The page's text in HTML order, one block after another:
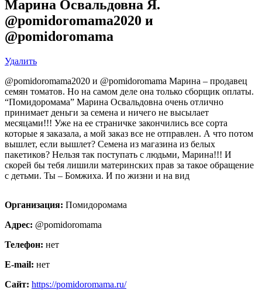
Марина Освальдовна Я.
@pomidoromama2020 и
@pomidoromama
Удалить
@pomidoromama2020 и @pomidoromama Марина – продавец
семян томатов. Но на самом деле она только сборщик оплаты.
“Помидоромама” Марина Освальдовна очень отлично
принимает деньги за семена и ничего не высылает
месяцами!!! Уже на ее страничке закончились все сорта
которые я заказала, а мой заказ все не отправлен. А что потом
вышлет, если вышлет? Семена из магазина из белых
пакетиков? Нельзя так поступать с людьми, Марина!!! И
скорей бы тебя лишили материнских прав за такое обращение
с детьми. Ты – Бомжиха. И по жизни и на вид
Организация: Помидоромама
Адрес: @pomidoromama
Телефон: нет
E-mail: нет
Сайт: https://pomidoromama.ru/